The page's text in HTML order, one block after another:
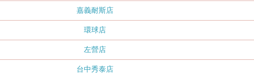
嘉義耐斯店
環球店
左營店
台中秀泰店